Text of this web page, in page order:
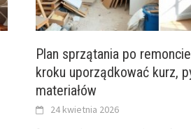
Plan sprzątania po
kroku uporządkować kurz,
materiałów
24 kwietnia 2026